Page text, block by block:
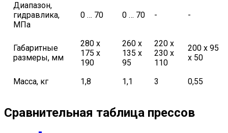
Диапазон,
гидравлика,
МПа
0 … 70 0 … 70 - -
Габаритные
размеры, мм
280 х
175 х
190
260 х
135 х
95
220 х
230 х
110
200 х 95
х 50
Масса, кг 1,8 1,1 3 0,55
Сравнительная таблица прессов